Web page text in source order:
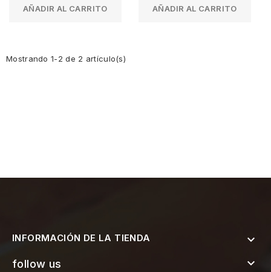
AÑADIR AL CARRITO AÑADIR AL CARRITO
Mostrando 1-2 de 2 artículo(s)
INFORMACIÓN DE LA TIENDA 
follow us 